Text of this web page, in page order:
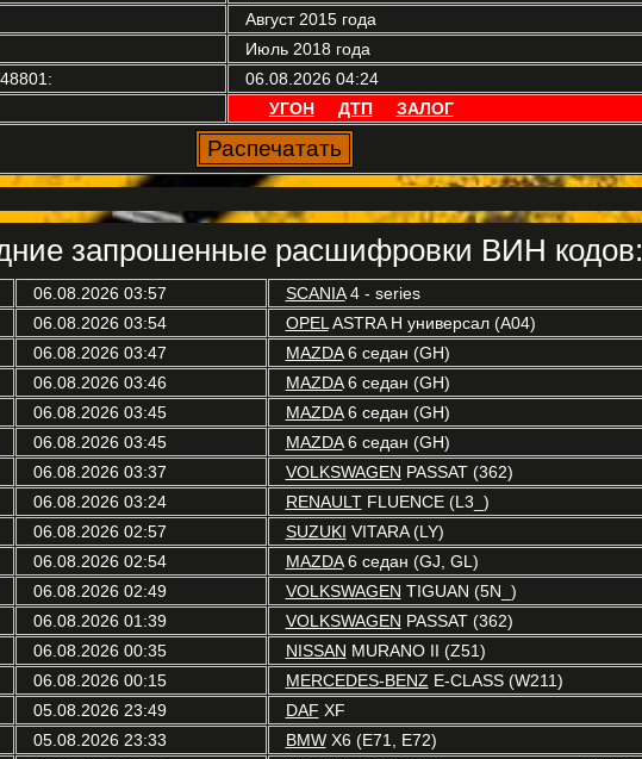
Август 2015 года
Июль 2018 года
06.08.2026 04:24
УГОН ДТП ЗАЛОГ
запрошенные расшифровки ВИН кодов:
06.08.2026 03:57 SCANIA4 - series
06.08.2026 03:54 OPEL ASTRA H универсал (A04)
06.08.2026 03:47 MAZDA6 седан (GH)
06.08.2026 03:46 MAZDA6 седан (GH)
06.08.2026 03:45 MAZDA6 седан (GH)
06.08.2026 03:45 MAZDA6 седан (GH)
06.08.2026 03:37 VOLKSWAGEN PASSAT (362)
06.08.2026 03:24 RENAULTFLUENCE (L3_)
06.08.2026 02:57 SUZUKI VITARA (LY)
06.08.2026 02:54 MAZDA6 седан (GJ, GL)
06.08.2026 02:49 VOLKSWAGEN TIGUAN (5N_)
06.08.2026 01:39 VOLKSWAGEN PASSAT (362)
06.08.2026 00:35 NISSAN MURANO II (Z51)
06.08.2026 00:15 MERCEDES-BENZ E-CLASS (W211)
05.08.2026 23:49 DAF XF
05.08.2026 23:33 BMWX6 (E71, E72)